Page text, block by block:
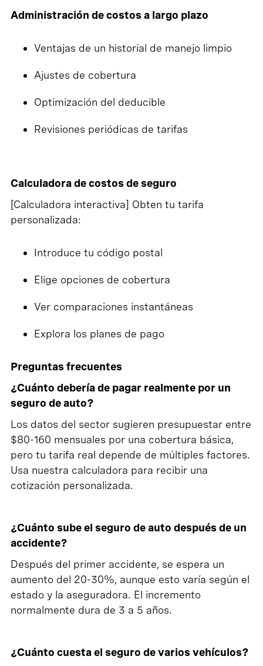
Administración de costos a largo plazo
Ventajas de un historial de manejo limpio
Ajustes de cobertura
Optimización del deducible
Revisiones periódicas de tarifas
Calculadora de costos de seguro
[Calculadora interactiva] Obten tu tarifa
personalizada:
Introduce tu código postal
Elige opciones de cobertura
Ver comparaciones instantáneas
Explora los planes de pago
Preguntas frecuentes
¿Cuánto debería de pagar realmente por un
seguro de auto?
Los datos del sector sugieren presupuestar entre
$80-160 mensuales por una cobertura básica,
pero tu tarifa real depende de múltiples factores.
Usa nuestra calculadora para recibir una
cotización personalizada.
¿Cuánto sube el seguro de auto después de un
accidente?
Después del primer accidente, se espera un
aumento del 20-30%, aunque esto varía según el
estado y la aseguradora. El incremento
normalmente dura de 3 a 5 años.
¿Cuánto cuesta el seguro de varios vehículos?